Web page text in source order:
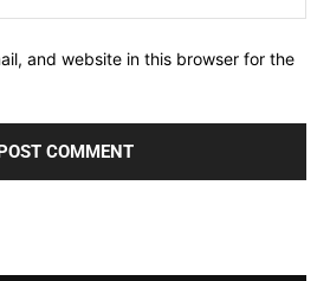
and website in this browser for the